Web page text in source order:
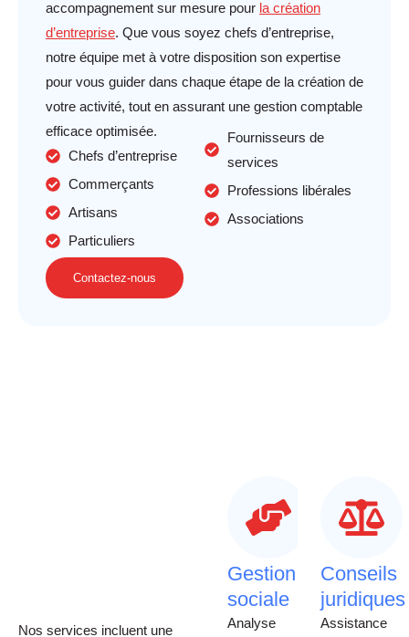
accompagnement sur mesure pour la création
d’entreprise. Que vous soyez chefs d’entreprise,
notre équipe met à votre disposition son expertise
pour vous guider dans chaque étape de la création de
votre activité, tout en assurant une gestion comptable
efficace optimisée.
Chefs d’entreprise
Commerçants
Artisans
Particuliers
Fournisseurs de
services
Professions libérales
Associations
Contactez-nous
Nos services incluent une
Gestion
sociale
Analyse
Conseils
juridiques
Assistance